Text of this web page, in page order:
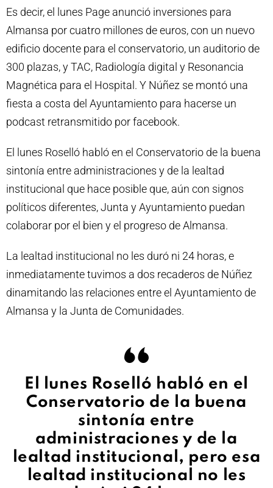
Es decir, el lunes Page anunció inversiones para
Almansa por cuatro millones de euros, con un nuevo
edificio docente para el conservatorio, un auditorio de
300 plazas, y TAC, Radiología digital y Resonancia
Magnética para el Hospital. Y Núñez se montó una
fiesta a costa del Ayuntamiento para hacerse un
podcast retransmitido por facebook.
El lunes Roselló habló en el Conservatorio de la buena
sintonía entre administraciones y de la lealtad
institucional que hace posible que, aún con signos
políticos diferentes, Junta y Ayuntamiento puedan
colaborar por el bien y el progreso de Almansa.
La lealtad institucional no les duró ni 24 horas, e
inmediatamente tuvimos a dos recaderos de Núñez
dinamitando las relaciones entre el Ayuntamiento de
Almansa y la Junta de Comunidades.
El lunes Roselló habló en el
Conservatorio de la buena
sintonía entre
administraciones y de la
lealtad institucional, pero esa
lealtad institucional no les